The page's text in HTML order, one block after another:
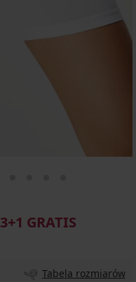
3+1 GRATIS
Tabela rozmiarów